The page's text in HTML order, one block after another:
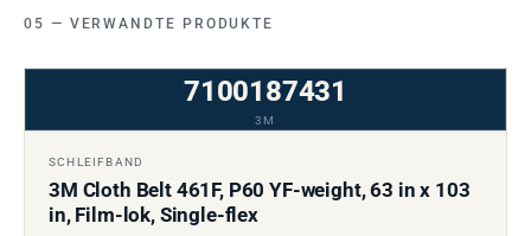
VERWANDTE PRODUKTE
7100187431
3M
SCHLEIFBAND
3M Cloth Belt 461F, P60 YF-weight, 63 in x 103
in, Film-lok, Single-flex